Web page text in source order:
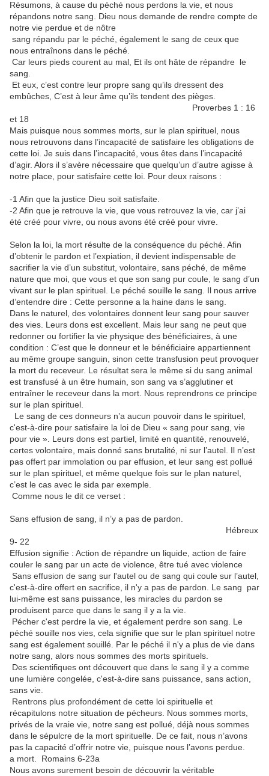
Résumons, à cause du péché nous perdons la vie, et nous
répandons notre sang. Dieu nous demande de rendre compte de
notre vie perdue et de nôtre
sang répandu par le péché, également le sang de ceux que
nous entraînons dans le péché.
Car leurs pieds courent au mal, Et ils ont hâte de répandre le
sang.
Et eux, c’est contre leur propre sang qu’ils dressent des
embûches, C’est à leur âme qu’ils tendent des pièges.
Proverbes 1 : 16
et 18
Mais puisque nous sommes morts, sur le plan spirituel, nous
nous retrouvons dans l’incapacité de satisfaire les obligations de
cette loi. Je suis dans l’incapacité, vous êtes dans l’incapacité
d’agir. Alors il s’avère nécessaire que quelqu’un d’autre agisse à
notre place, pour satisfaire cette loi. Pour deux raisons :
-1 Afin que la justice Dieu soit satisfaite.
-2 Afin que je retrouve la vie, que vous retrouvez la vie, car j’ai
été créé pour vivre, ou nous avons été créé pour vivre.
Selon la loi, la mort résulte de la conséquence du péché. Afin
d’obtenir le pardon et l’expiation, il devient indispensable de
sacrifier la vie d’un substitut, volontaire, sans péché, de même
nature que moi, que vous et que son sang pur coule, le sang d’un
vivant sur le plan spirituel. Le péché souille le sang. Il nous arrive
d’entendre dire : Cette personne a la haine dans le sang.
Dans le naturel, des volontaires donnent leur sang pour sauver
des vies. Leurs dons est excellent. Mais leur sang ne peut que
redonner ou fortifier la vie physique des bénéficiaires, à une
condition : C’est que le donneur et le bénéficiaire appartiennent
au même groupe sanguin, sinon cette transfusion peut provoquer
la mort du receveur. Le résultat sera le même si du sang animal
est transfusé à un être humain, son sang va s’agglutiner et
entraîner le receveur dans la mort. Nous reprendrons ce principe
sur le plan spirituel.
Le sang de ces donneurs n’a aucun pouvoir dans le spirituel,
c'est-à-dire pour satisfaire la loi de Dieu « sang pour sang, vie
pour vie ». Leurs dons est partiel, limité en quantité, renouvelé,
certes volontaire, mais donné sans brutalité, ni sur l’autel. Il n’est
pas offert par immolation ou par effusion, et leur sang est pollué
sur le plan spirituel, et même quelque fois sur le plan naturel,
c’est le cas avec le sida par exemple.
Comme nous le dit ce verset :
Sans effusion de sang, il n’y a pas de pardon.
Hébreux
9- 22
Effusion signifie : Action de répandre un liquide, action de faire
couler le sang par un acte de violence, être tué avec violence
Sans effusion de sang sur l'autel ou de sang qui coule sur l’autel,
c'est-à-dire offert en sacrifice, il n'y a pas de pardon. Le sang par
lui-même est sans puissance, les miracles du pardon se
produisent parce que dans le sang il y a la vie.
Pécher c'est perdre la vie, et également perdre son sang. Le
péché souille nos vies, cela signifie que sur le plan spirituel notre
sang est également souillé. Par le péché il n'y a plus de vie dans
notre sang, alors nous sommes des morts spirituels.
Des scientifiques ont découvert que dans le sang il y a comme
une lumière congelée, c'est-à-dire sans puissance, sans action,
sans vie.
Rentrons plus profondément de cette loi spirituelle et
récapitulons notre situation de pécheurs. Nous sommes morts,
privés de la vraie vie, notre sang est pollué, déjà nous sommes
dans le sépulcre de la mort spirituelle. De ce fait, nous n’avons
pas la capacité d’offrir notre vie, puisque nous l’avons perdue.
a mort. Romains 6-23a
Nous avons surement besoin de découvrir la véritable